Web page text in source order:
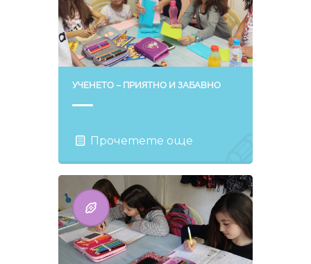
УЧЕНЕТО – ПРИЯТНО И ЗАБАВНО
Прочетете още